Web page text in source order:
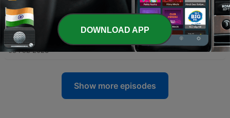
అనుభవమే అన్ని నేర్పిస్తుంది.....
18 Feb 2024
40 - చెరగని యశస్వి -కళా తపస్వి
08 Feb 2023
Show more episodes
DOWNLOAD APP